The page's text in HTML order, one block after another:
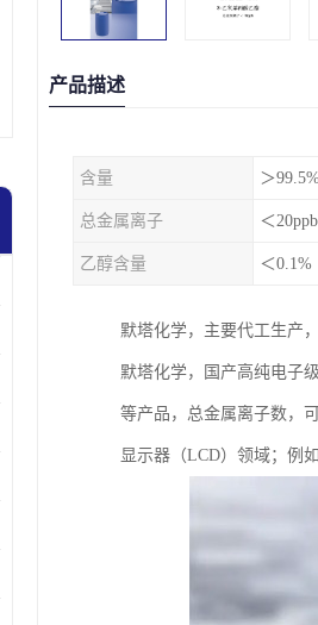
产品描述
含量 ＞
总金属离子 ＜
乙醇含量 ＜0.1%
默塔化学，主要代工生产
默塔化学，国产高纯电子
等产品，总金属离子数，
显示器（LCD）领域；例